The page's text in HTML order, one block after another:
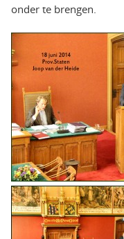
onder te brengen.